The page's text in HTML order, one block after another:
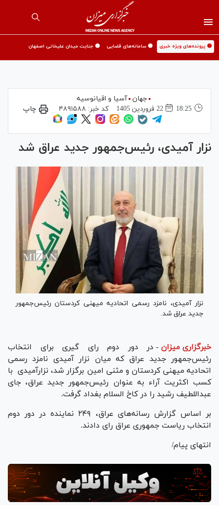
🟡 پرونده‌های ویژه خبری 🟡 سامانه‌های قضایی 🟡 جنایت میدان علیخانی اصفهان
جهان
آسیا و اقیانوسیه
18:25
22 فروردين 1405 کد خبر: ۴۸۹۱۵۸۸ چاپ
نزار آمیدی، رئیس‌جمهور جدید عراق شد
نزار آمیدی، نامزد رسمی اتحادیه میهنی کردستان رئیس‌جمهور
جدید عراق شد.
خبرگزاری میزان - در دور دوم رای گیری برای انتخاب
رئیس‌جمهور جدید عراق که میان نزار آمیدی نامزد رسمی
اتحادیه میهنی کردستان و مثنی امین برگزار شد، نزارآمیدی با
کسب اکثریت آراء به عنوان رئیس‌جمهور جدید عراق، جای
عبداللطیف رشید را در کاخ السلام بغداد گرفت.
بر اساس گزارش رسانه‌های عراق، ۲۴۹ نماینده در دور دوم
انتخاب ریاست جمهوری عراق رای دادند.
انتهای پیام/